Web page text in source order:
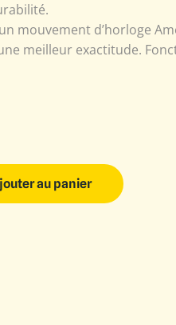
mouvement d’horloge
meilleur exactitude.
au panier